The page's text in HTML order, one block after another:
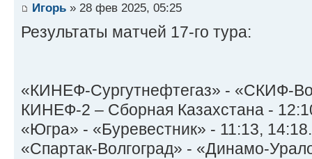
Игорь » 28 фев 2025, 05:25
Результаты матчей 17-го тура:
«КИНЕФ-Сургутнефтегаз» - «СКИФ-
КИНЕФ-2 – Сборная Казахстана -
«Югра» - «Буревестник» - 11:13, 14:18.
«Спартак-Волгоград» - «Динамо-